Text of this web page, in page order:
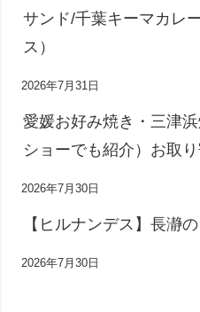
サンド/千葉キーマカレ
ス）
2026年7月31日
愛媛お好み焼き・三津
ショーでも紹介）お取
2026年7月30日
【ヒルナンデス】長瀞
2026年7月30日